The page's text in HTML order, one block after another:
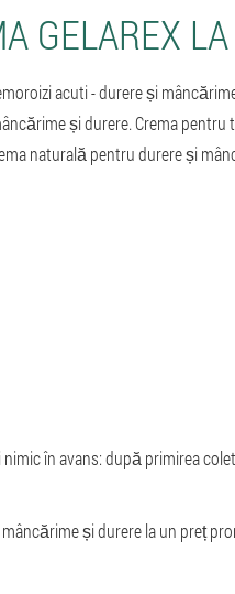
GELAREX
acuti - durere și
și durere. Crema
naturală pentru durere și
în avans: după primirea
și durere la un preț